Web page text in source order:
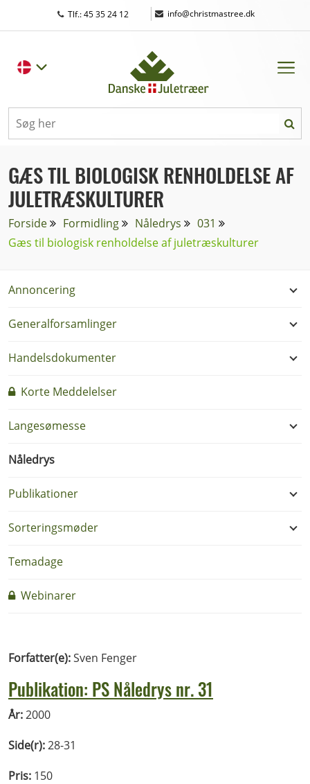
Tlf.: 45 35 24 12 | info@christmastree.dk
GÆS TIL BIOLOGISK RENHOLDELSE AF
JULETRÆSKULTURER
Forside Formidling Nåledrys
031
Gæs til biologisk renholdelse af juletræskulturer
Annoncering
Generalforsamlinger
Handelsdokumenter
Korte Meddelelser
Langesømesse
Nåledrys
Publikationer
Sorteringsmøder
Temadage
Webinarer
Forfatter(e):Sven Fenger
Publikation: PS Nåledrys nr. 31
År:2000
Side(r):28-31
Pris: 150